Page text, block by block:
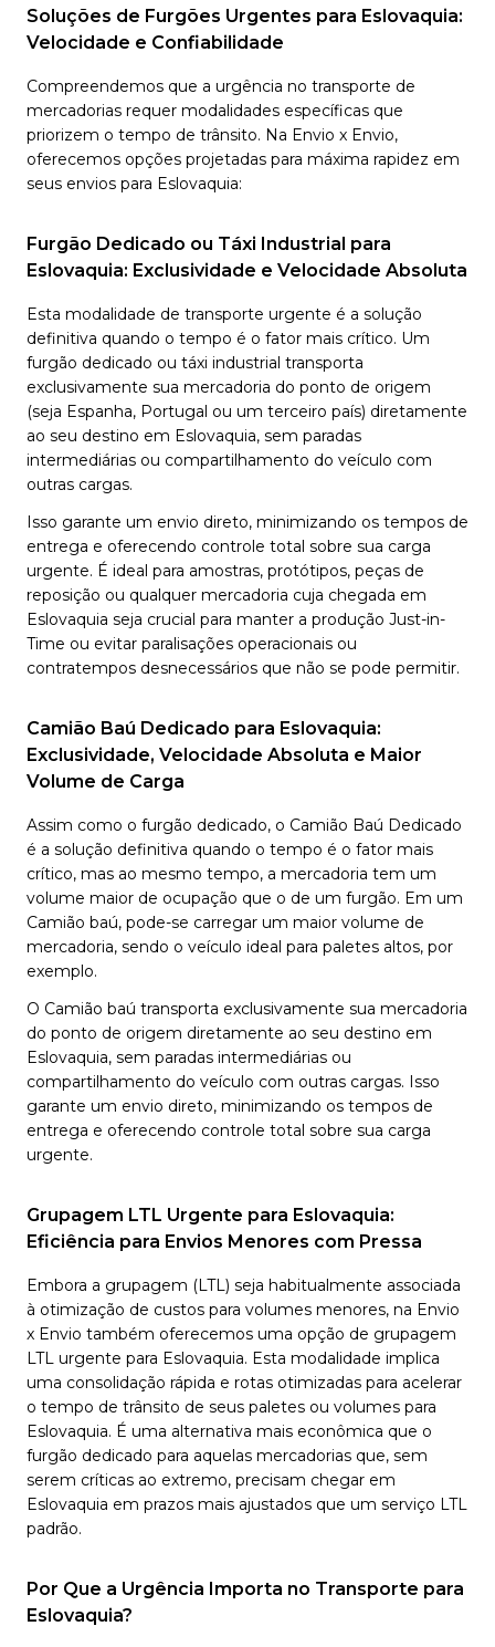
Soluções de Furgões Urgentes para Eslovaquia:
Velocidade e Confiabilidade
Compreendemos que a urgência no transporte de
mercadorias requer modalidades específicas que
priorizem o tempo de trânsito. Na Envio x Envio,
oferecemos opções projetadas para máxima rapidez em
seus envios para Eslovaquia:
Furgão Dedicado ou Táxi Industrial para
Eslovaquia: Exclusividade e Velocidade Absoluta
Esta modalidade de transporte urgente é a solução
definitiva quando o tempo é o fator mais crítico. Um
furgão dedicado ou táxi industrial transporta
exclusivamente sua mercadoria do ponto de origem
(seja Espanha, Portugal ou um terceiro país) diretamente
ao seu destino em Eslovaquia, sem paradas
intermediárias ou compartilhamento do veículo com
outras cargas.
Isso garante um envio direto, minimizando os tempos de
entrega e oferecendo controle total sobre sua carga
urgente. É ideal para amostras, protótipos, peças de
reposição ou qualquer mercadoria cuja chegada em
Eslovaquia seja crucial para manter a produção Just-in-
Time ou evitar paralisações operacionais ou
contratempos desnecessários que não se pode permitir.
Camião Baú Dedicado para Eslovaquia:
Exclusividade, Velocidade Absoluta e Maior
Volume de Carga
Assim como o furgão dedicado, o Camião Baú Dedicado
é a solução definitiva quando o tempo é o fator mais
crítico, mas ao mesmo tempo, a mercadoria tem um
volume maior de ocupação que o de um furgão. Em um
Camião baú, pode-se carregar um maior volume de
mercadoria, sendo o veículo ideal para paletes altos, por
exemplo.
O Camião baú transporta exclusivamente sua mercadoria
do ponto de origem diretamente ao seu destino em
Eslovaquia, sem paradas intermediárias ou
compartilhamento do veículo com outras cargas. Isso
garante um envio direto, minimizando os tempos de
entrega e oferecendo controle total sobre sua carga
urgente.
Grupagem LTL Urgente para Eslovaquia:
Eficiência para Envios Menores com Pressa
Embora a grupagem (LTL) seja habitualmente associada
à otimização de custos para volumes menores, na Envio
x Envio também oferecemos uma opção de grupagem
LTL urgente para Eslovaquia. Esta modalidade implica
uma consolidação rápida e rotas otimizadas para acelerar
o tempo de trânsito de seus paletes ou volumes para
Eslovaquia. É uma alternativa mais econômica que o
furgão dedicado para aquelas mercadorias que, sem
serem críticas ao extremo, precisam chegar em
Eslovaquia em prazos mais ajustados que um serviço LTL
padrão.
Por Que a Urgência Importa no Transporte para
Eslovaquia?